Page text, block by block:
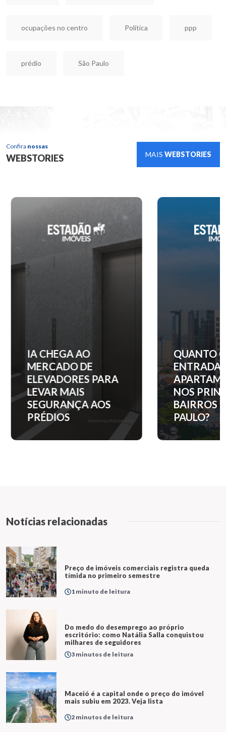
ocupações no centro Política ppp
prédio São Paulo
Confira nossas
WEBSTORIES MAIS WEBSTORIES
IA CHEGA AO
MERCADO DE
ELEVADORES PARA
LEVAR MAIS
SEGURANÇA AOS
PRÉDIOS
QUANTO
ENTRADA
NOS
BAIRROS
PAULO?
Notícias relacionadas
Preço de imóveis comerciais registra queda
tímida no primeiro semestre
1 minuto de leitura
Do medo do desemprego ao próprio
escritório: como Natália Salla conquistou
milhares de seguidores
3 minutos de leitura
Maceió é a capital onde o preço do imóvel
mais subiu em 2023. Veja lista
2 minutos de leitura